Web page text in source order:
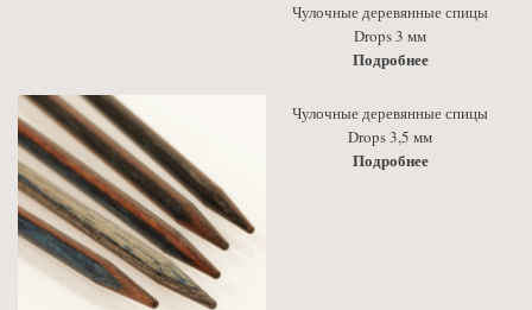
Чулочные деревянные спицы
Drops 3 мм
Подробнее
Чулочные деревянные спицы
Drops 3,5 мм
Подробнее